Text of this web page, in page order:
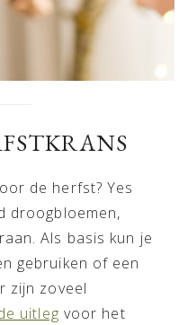
de herfst? Yes
droogbloemen,
Als basis kun je
gebruiken of een
zijn zoveel
uitleg voor het